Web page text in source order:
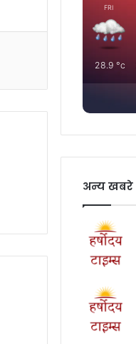
FRI
28.9 °c
अन्य खबरे